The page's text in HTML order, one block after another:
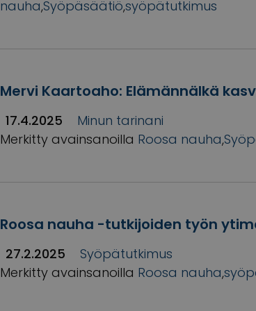
nauha,Syöpäsäätiö,syöpätutkimus
Mervi Kaartoaho: Elämännälkä
17.4.2025
Minun tarinani
Merkitty avainsanoilla Roosa nauha,
Roosa nauha -tutkijoiden työn
27.2.2025
Syöpätutkimus
Merkitty avainsanoilla Roosa nauha,